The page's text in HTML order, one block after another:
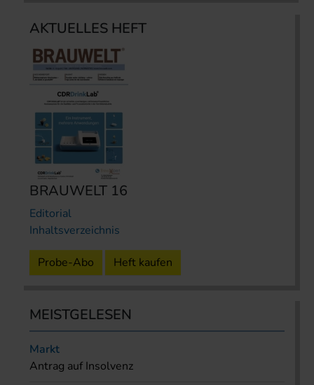
AKTUELLES HEFT
BRAUWELT 16
Editorial
Inhaltsverzeichnis
Probe-Abo Heft kaufen
MEISTGELESEN
Markt
Antrag auf Insolvenz